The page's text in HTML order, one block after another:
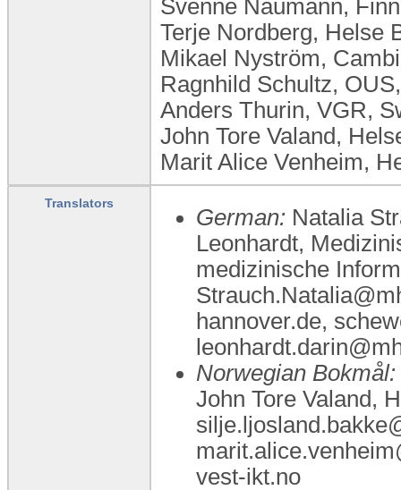
Svenne Naumann,
Terje Nordberg, Helse
Mikael Nyström,
Ragnhild Schultz,
Anders Thurin, VGR,
John Tore Valand,
Marit Alice Venheim,
Translators
German: Natalia
Leonhardt,
medizinische
hannover.de,
Norwegian Bokmål:
John Tore Valand,
vest-ikt.no